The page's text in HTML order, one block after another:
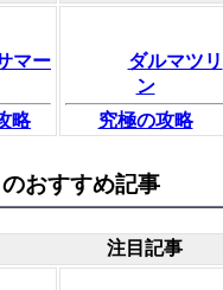
マー
略
ダルマツリ
ン
究極の攻略
おすすめ記事
注目記事